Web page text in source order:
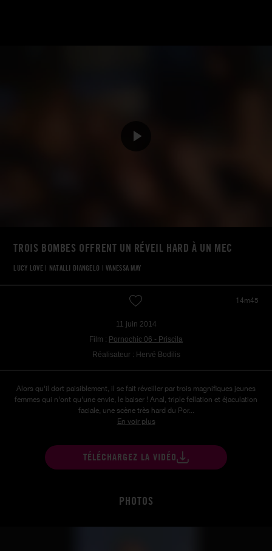
TROIS BOMBES OFFRENT UN RÉVEIL HARD À UN MEC
LUCY LOVE| NATALLI DIANGELO |VANESSA MAY
14m45
11 juin 2014
Film : Pornochic 06 - Priscila
Réalisateur : Hervé Bodilis
Alors qu'il dort paisiblement, il se fait réveiller par trois magnifiques jeunes
femmes qui n'ont qu'une envie, le baiser ! Anal, triple fellation et éjaculation
faciale, une scène très hard du Por...
En voir plus
TÉLÉCHARGEZ LA VIDÉO
PHOTOS